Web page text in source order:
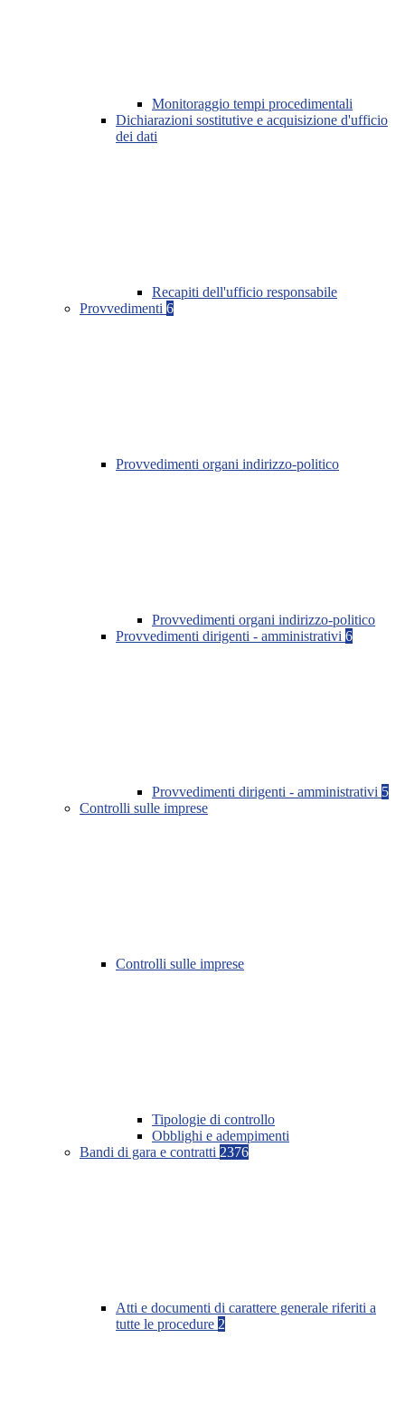
Monitoraggio tempi procedimentali
Dichiarazioni sostitutive e acquisizione d'ufficio
dei dati
Recapiti dell'ufficio responsabile
Provvedimenti 6
Provvedimenti organi indirizzo-politico
Provvedimenti organi indirizzo-politico
Provvedimenti dirigenti - amministrativi 6
Provvedimenti dirigenti - amministrativi 5
Controlli sulle imprese
Controlli sulle imprese
Tipologie di controllo
Obblighi e adempimenti
Bandi di gara e contratti 2376
Atti e documenti di carattere generale riferiti a
tutte le procedure 2